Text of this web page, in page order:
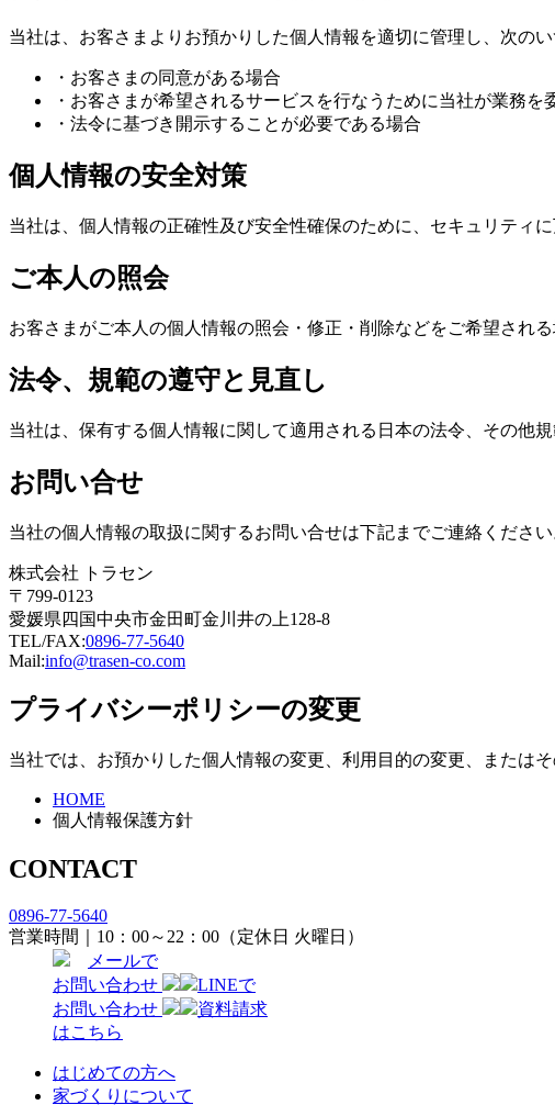
当社は、お客さまよりお預かりした個人情報を適切に管理し、次の
・お客さまの同意がある場合
・お客さまが希望されるサービスを行なうために当社が業務
・法令に基づき開示することが必要である場合
個人情報の安全対策
当社は、個人情報の正確性及び安全性確保のために、セキュリティに
ご本人の照会
お客さまがご本人の個人情報の照会・修正・削除などをご希望され
法令、規範の遵守と見直し
当社は、保有する個人情報に関して適用される日本の法令、その他
お問い合せ
当社の個人情報の取扱に関するお問い合せは下記までご連絡ください
株式会社 トラセン
〒799-0123
愛媛県四国中央市金田町金川井の上128-8
TEL/FAX:0896-77-5640
Mail:info@trasen-co.com
プライバシーポリシーの変更
当社では、お預かりした個人情報の変更、利用目的の変更、または
HOME
個人情報保護方針
CONTACT
0896-77-5640
営業時間｜10：00～22：00（定休日 火曜日）
メールで
お問い合わせ
LINEで
お問い合わせ
資料請求
はこちら
はじめての方へ
家づくりについて